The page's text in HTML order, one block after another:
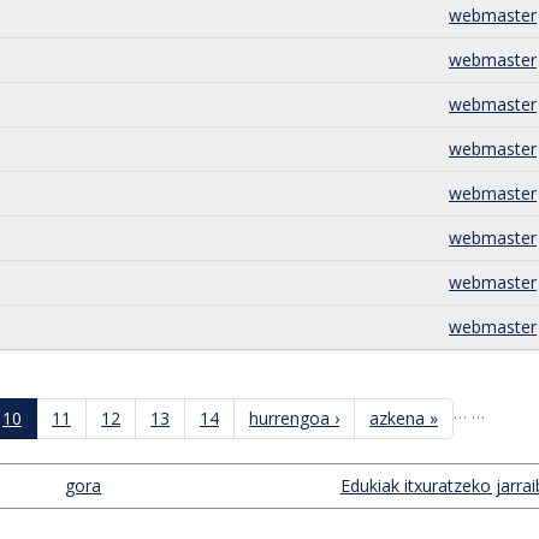
webmaster
webmaster
webmaster
webmaster
webmaster
webmaster
webmaster
webmaster
…
10 11 12 13 14 …
hurrengoa › azkena »
gora
Edukiak itxuratzeko